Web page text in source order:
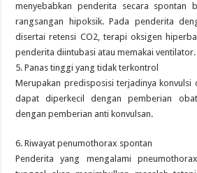
menyebabkan penderita secara spontan
rangsangan hipoksik. Pada penderita
disertai retensi CO2, terapi oksigen
penderita diintubasi atau memakai ventilator.
5. Panas tinggi yang tidak terkontrol
Merupakan predisposisi terjadinya konvulsi
dapat diperkecil dengan pemberian
dengan pemberian anti konvulsan.
6. Riwayat penumothorax spontan
Penderita yang mengalami